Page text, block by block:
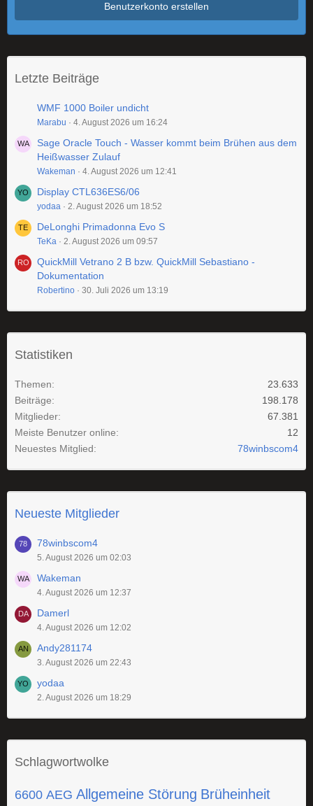
Benutzerkonto erstellen
Letzte Beiträge
WMF 1000 Boiler undicht
Marabu 4. August 2026 um 16:24
Sage Oracle Touch - Wasser kommt beim Brühen aus dem
Heißwasser Zulauf
Wakeman 4. August 2026 um 12:41
Display CTL636ES6/06
yodaa 2. August 2026 um 18:52
DeLonghi Primadonna Evo S
TeKa 2. August 2026 um 09:57
QuickMill Vetrano 2 B bzw. QuickMill Sebastiano -
Dokumentation
Robertino 30. Juli 2026 um 13:19
Statistiken
Themen
23.633
Beiträge
198.178
Mitglieder
67.381
Meiste Benutzer online
12
Neuestes Mitglied
78winbscom4
Neueste Mitglieder
78winbscom4
5. August 2026 um 02:03
Wakeman
4. August 2026 um 12:37
Damerl
4. August 2026 um 12:02
Andy281174
3. August 2026 um 22:43
yodaa
2. August 2026 um 18:29
Schlagwortwolke
6600 AEG Allgemeine Störung Brüheinheit